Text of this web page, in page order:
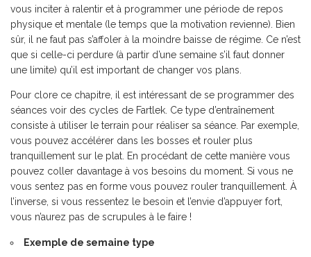
vous inciter à ralentir et à programmer une période de repos
physique et mentale (le temps que la motivation revienne). Bien
sûr, il ne faut pas s’affoler à la moindre baisse de régime. Ce n’est
que si celle-ci perdure (à partir d’une semaine s’il faut donner
une limite) qu’il est important de changer vos plans.
Pour clore ce chapitre, il est intéressant de se programmer des
séances voir des cycles de Fartlek. Ce type d’entraînement
consiste à utiliser le terrain pour réaliser sa séance. Par exemple,
vous pouvez accélérer dans les bosses et rouler plus
tranquillement sur le plat. En procédant de cette manière vous
pouvez coller davantage à vos besoins du moment. Si vous ne
vous sentez pas en forme vous pouvez rouler tranquillement. À
l’inverse, si vous ressentez le besoin et l’envie d’appuyer fort,
vous n’aurez pas de scrupules à le faire !
Exemple de semaine type